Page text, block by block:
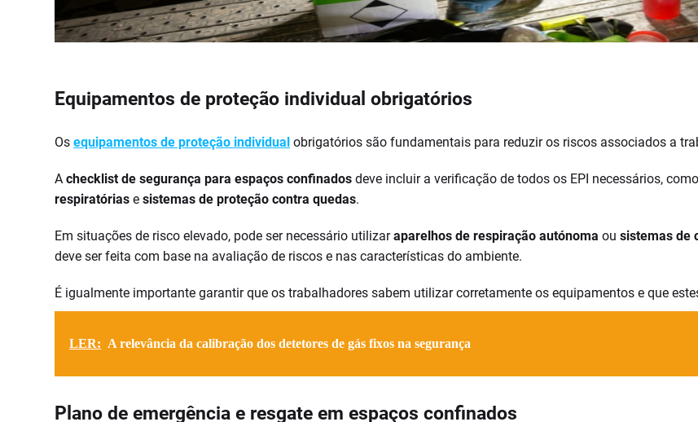
Equipamentos de proteção individual obrigatórios
Osequipamentos de proteção individual obrigatórios são fundamentais para reduzir os riscos associados a
Achecklist de segurança para espaços confinados deve incluir a verificação de todos os EPI necessários,
respiratórias esistemas de proteção contra quedas.
Em situações de risco elevado, pode ser necessário utilizaraparelhos de respiração autónoma ousistemas de
deve ser feita com base na avaliação de riscos e nas características do ambiente.
É igualmente importante garantir que os trabalhadores sabem utilizar corretamente os equipamentos e que
LER: A relevância da calibração dos detetores de gás fixos na segurança
Plano de emergência e resgate em espaços confinados